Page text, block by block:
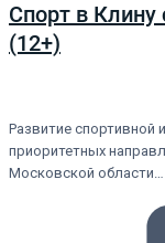
Спорт в Клину
(12+)
Развитие спортивной
приоритетных
Московской области…